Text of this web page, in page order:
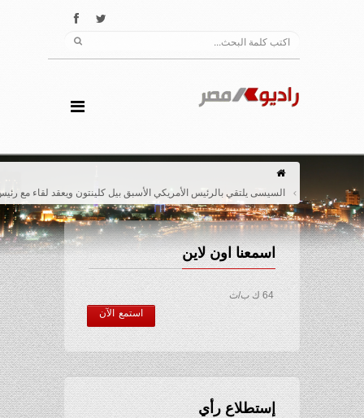
السيسى يلتقي بالرئيس الأمريكي الأسبق بيل كلينتون ويعقد لقاء مع رئيس البنك الدولي‏
اسمعنا اون لاين
64 ك ب/ث
استمع الآن
إستطلاع رأي